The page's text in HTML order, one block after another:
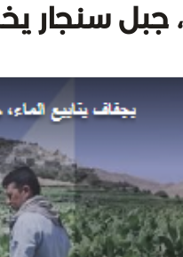
جبل سنجار